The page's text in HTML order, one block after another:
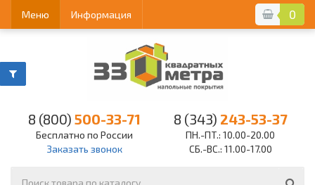
0
Меню Информация
8 (800) 500-33-71
Бесплатно по России
Заказать звонок
8 (343) 243-53-37
ПН.-ПТ.: 10.00-20.00
СБ.-ВС.: 11.00-17.00